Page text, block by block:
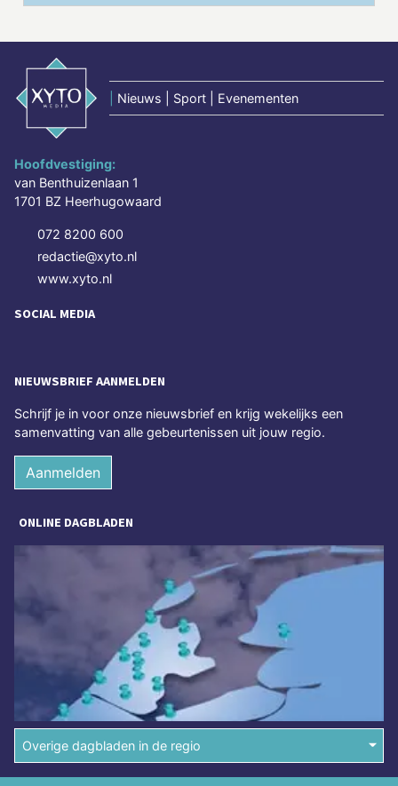
Nieuws | Sport | Evenementen
Hoofdvestiging:
van Benthuizenlaan 1
1701 BZ Heerhugowaard
072 8200 600
redactie@xyto.nl
www.xyto.nl
SOCIAL MEDIA
NIEUWSBRIEF AANMELDEN
Schrijf je in voor onze nieuwsbrief en krijg wekelijks een
samenvatting van alle gebeurtenissen uit jouw regio.
Aanmelden
ONLINE DAGBLADEN
Overige dagbladen in de regio